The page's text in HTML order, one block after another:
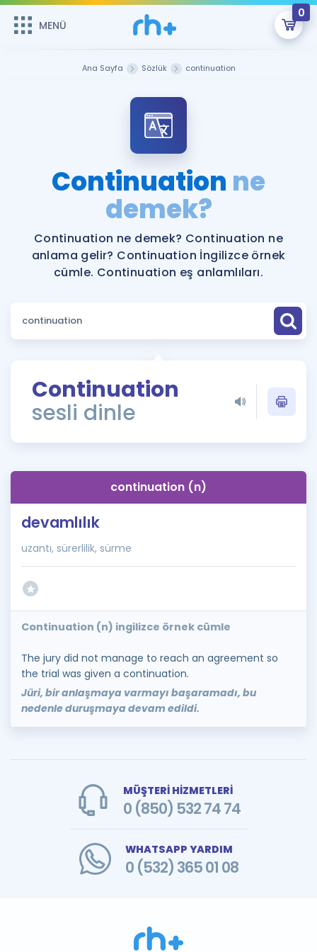
MENÜ
0
Şifremi Hatırlamıyorum
Sepetin Şu An Boş.
Remzi Hoca ile seni sınava hazırlayacak onlarca eğitim seni
bekliyor!
MENÜ
Katılımcı Görüşleri
Faydalı Araçlar
Ücretsiz Kaynaklar
ÖSYM Sınav Takvimi
Kampanyalar
İngilizce Gramer
İngilizce Gramer
Ana Sayfa Sözlük continuation
Continuation ne
demek?
Continuation ne demek? Continuation ne
anlama gelir? Continuation İngilizce örnek
cümle. Continuation eş anlamlıları.
Continuation
sesli dinle
continuation (n)
devamlılık
uzantı, sürerlilik, sürme
Continuation (n) ingilizce örnek cümle
The jury did not manage to reach an agreement so
the trial was given a continuation.
Jüri, bir anlaşmaya varmayı başaramadı, bu
nedenle duruşmaya devam edildi.
MÜŞTERİ HİZMETLERİ
0 (850) 532 74 74
WHATSAPP YARDIM
0 (532) 365 01 08